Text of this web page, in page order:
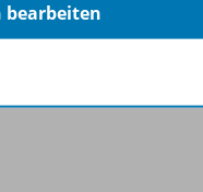
bearbeiten